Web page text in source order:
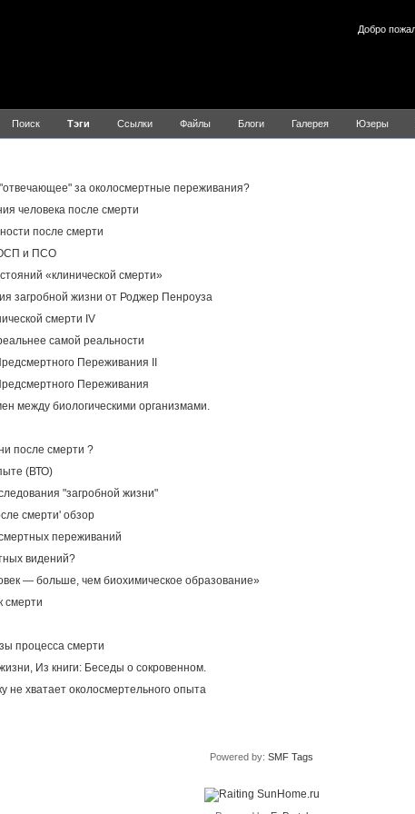
Добро
Поиск Тэги Ссылки Файлы Блоги Галерея Юзеры
за околосмертные переживания?
человека после смерти
после смерти
ОСП и ПСО
«клинической смерти»
загробной жизни от Роджер Пенроуза
смерти IV
самой реальности
Переживания II
Переживания
между биологическими организмами.
после смерти ?
(ВТО)
"загробной жизни"
смерти' обзор
переживаний
видений?
— больше, чем биохимическое образование»
смерти
процесса смерти
Из книги: Беседы о сокровенном.
не хватает околосмертельного опыта
Powered by: SMF Tags